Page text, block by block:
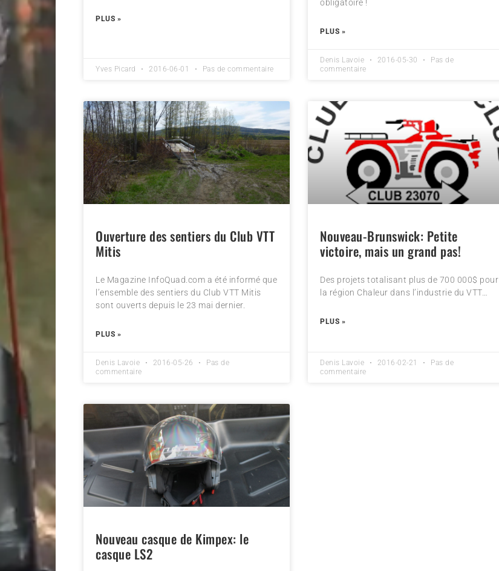
PLUS »
Yves Picard 2016-06-01 Pas de commentaire
obligatoire !
PLUS »
Denis Lavoie 2016-05-30
Pas de
commentaire
Ouverture des sentiers du Club VTT
Mitis
Le Magazine InfoQuad.com a été informé que
l’ensemble des sentiers du Club VTT Mitis
sont ouverts depuis le 23 mai dernier.
PLUS »
Denis Lavoie 2016-05-26
Pas de
commentaire
Nouveau-Brunswick: Petite
victoire, mais un grand pas!
Des projets totalisant plus de 700 000$ pour
la région Chaleur dans l’industrie du VTT…
PLUS »
Denis Lavoie 2016-02-21
Pas de
commentaire
Nouveau casque de Kimpex: le
casque LS2